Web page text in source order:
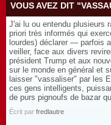
VOUS AVEZ DIT
J'ai lu ou entendu plusieurs
priori très informés qui
lourdes) déclarer — parfois
veiller, face aux divers
président Trump et aux
sur le monde en général et
laisser "vassaliser" par les
ces gens intelligents,
de purs pignoufs de bazar
Écrit par fredlautre